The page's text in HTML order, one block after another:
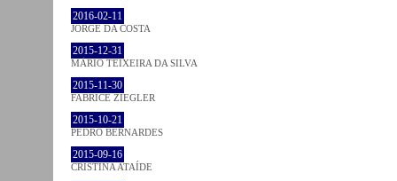
2016-02-11
JORGE DA COSTA
2015-12-31
MÁRIO TEIXEIRA DA SILVA
2015-11-30
FABRICE ZIEGLER
2015-10-21
PEDRO BERNARDES
2015-09-16
CRISTINA ATAÍDE